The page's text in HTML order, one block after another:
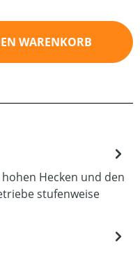
gewünschten
WARENKORB
Hecken und den
stufenweise